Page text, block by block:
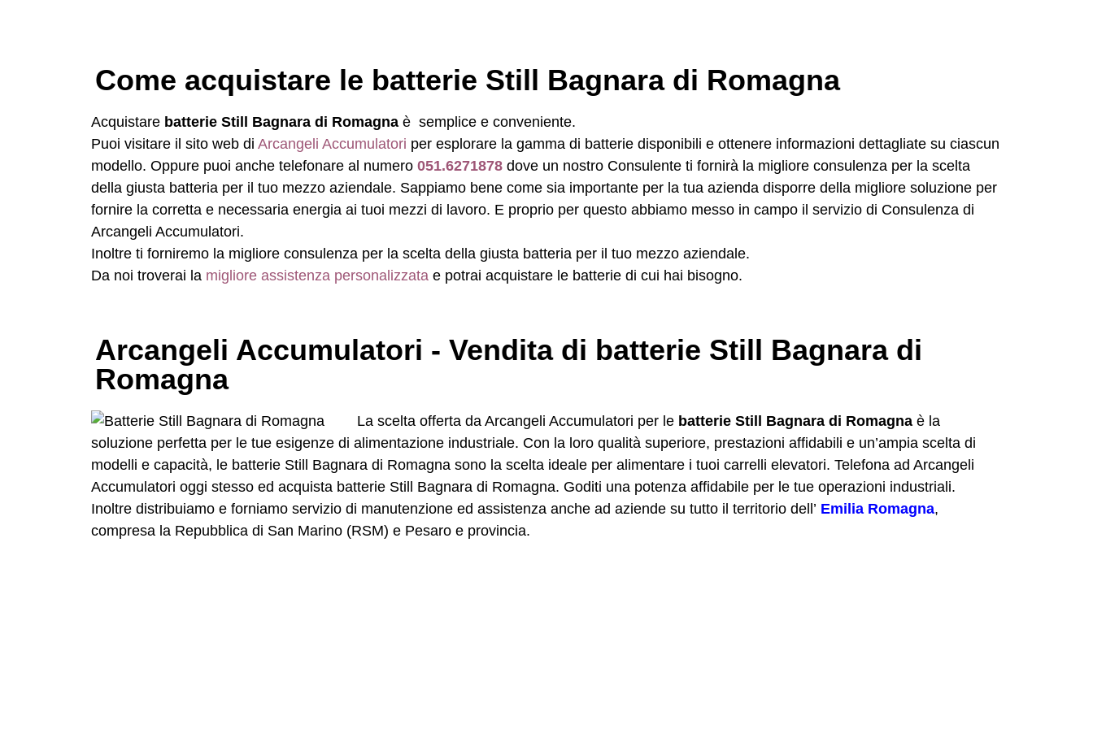
Come acquistare le batterie Still Bagnara di Romagna
Acquistare batterie Still Bagnara di Romagna è semplice e conveniente.
Puoi visitare il sito web di Arcangeli Accumulatori per esplorare la gamma di batterie disponibili e ottenere informazioni dettagliate su ciascun
modello. Oppure puoi anche telefonare al numero 051.6271878 dove un nostro Consulente ti fornirà la migliore consulenza per la scelta
della giusta batteria per il tuo mezzo aziendale. Sappiamo bene come sia importante per la tua azienda disporre della migliore soluzione per
fornire la corretta e necessaria energia ai tuoi mezzi di lavoro. E proprio per questo abbiamo messo in campo il servizio di Consulenza di
Arcangeli Accumulatori.
Inoltre ti forniremo la migliore consulenza per la scelta della giusta batteria per il tuo mezzo aziendale.
Da noi troverai la migliore assistenza personalizzata e potrai acquistare le batterie di cui hai bisogno.
Arcangeli Accumulatori - Vendita di batterie Still Bagnara di
Romagna
La scelta offerta da Arcangeli Accumulatori per le batterie Still Bagnara di Romagna è la
soluzione perfetta per le tue esigenze di alimentazione industriale. Con la loro qualità superiore, prestazioni affidabili e un’ampia scelta di
modelli e capacità, le batterie Still Bagnara di Romagna sono la scelta ideale per alimentare i tuoi carrelli elevatori. Telefona ad Arcangeli
Accumulatori oggi stesso ed acquista batterie Still Bagnara di Romagna. Goditi una potenza affidabile per le tue operazioni industriali.
Inoltre distribuiamo e forniamo servizio di manutenzione ed assistenza anche ad aziende su tutto il territorio dell’ Emilia Romagna,
compresa la Repubblica di San Marino (RSM) e Pesaro e provincia.